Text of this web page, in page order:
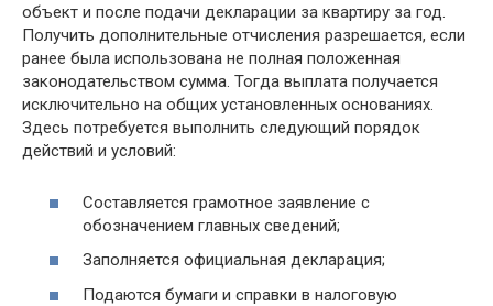
объект и после подачи декларации за квартиру за год.
Получить дополнительные отчисления разрешается, если
ранее была использована не полная положенная
законодательством сумма. Тогда выплата получается
исключительно на общих установленных основаниях.
Здесь потребуется выполнить следующий порядок
действий и условий:
Составляется грамотное заявление с
обозначением главных сведений;
Заполняется официальная декларация;
Подаются бумаги и справки в налоговую